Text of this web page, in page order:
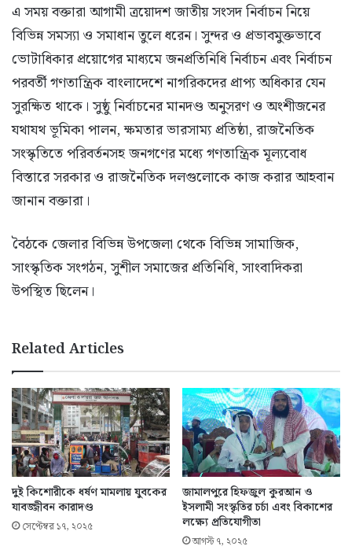
এ সময় বক্তারা আগামী ত্রয়োদশ জাতীয় সংসদ নির্বাচন নিয়ে
বিভিন্ন সমস্যা ও সমাধান তুলে ধরেন। সুন্দর ও প্রভাবমুক্তভাবে
ভোটাধিকার প্রয়োগের মাধ্যমে জনপ্রতিনিধি নির্বাচন এবং নির্বাচন
পরবর্তী গণতান্ত্রিক বাংলাদেশে নাগরিকদের প্রাপ্য অধিকার যেন
সুরক্ষিত থাকে। সুষ্ঠু নির্বাচনের মানদণ্ড অনুসরণ ও অংশীজনের
যথাযথ ভূমিকা পালন, ক্ষমতার ভারসাম্য প্রতিষ্ঠা, রাজনৈতিক
সংস্কৃতিতে পরিবর্তনসহ জনগণের মধ্যে গণতান্ত্রিক মূল্যবোধ
বিস্তারে সরকার ও রাজনৈতিক দলগুলোকে কাজ করার আহবান
জানান বক্তারা।
বৈঠকে জেলার বিভিন্ন উপজেলা থেকে বিভিন্ন সামাজিক,
সাংস্কৃতিক সংগঠন, সুশীল সমাজের প্রতিনিধি, সাংবাদিকরা
উপস্থিত ছিলেন।
Related Articles
দুই কিশোরীকে ধর্ষণ মামলায় যুবকের
যাবজ্জীবন কারাদণ্ড
সেপ্টেম্বর ১৭, ২০২৫
জামালপুরে হিফজুল কুরআন ও
ইসলামী সংস্কৃতির চর্চা এবং বিকাশের
লক্ষ্যে প্রতিযোগীতা
আগস্ট ৭, ২০২৫